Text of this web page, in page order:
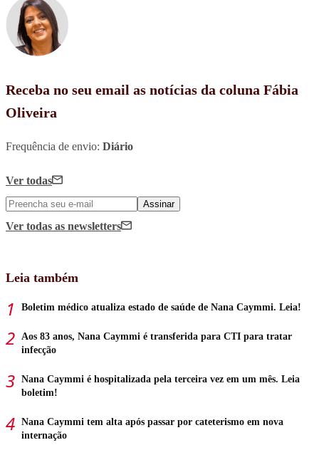
Receba no seu email as notícias da coluna Fábia
Oliveira
Frequência de envio: Diário
Ver todas
Assinar
Ver todas as newsletters
Leia também
Boletim médico atualiza estado de saúde de Nana Caymmi. Leia!
Aos 83 anos, Nana Caymmi é transferida para CTI para tratar
infecção
Nana Caymmi é hospitalizada pela terceira vez em um mês. Leia
boletim!
Nana Caymmi tem alta após passar por cateterismo em nova
internação